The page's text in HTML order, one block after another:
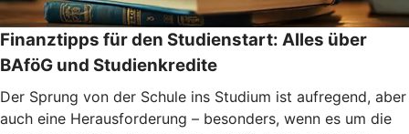
Finanztipps für den Studienstart: Alles über
BAföG und Studienkredite
Der Sprung von der Schule ins Studium ist aufregend, aber
auch eine Herausforderung – besonders, wenn es um die